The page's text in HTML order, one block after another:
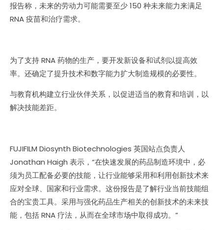
报告称，未来的劳动力可能需要至少 150 种未来能力来满足
RNA 疫苗和治疗需求。
为了支持 RNA 药物的生产，要开发新设备和试剂以提高效
率。还确定了提升技术和数字能力扩大制造规模的必要性。
与教育机构建立行业伙伴关系，以促进适当的教育和培训，以
解决技能差距。
FUJIFILM Diosynth Biotechnologies 英国站点负责人
Jonathan Haigh 表示，“在快速发展的药品制造环境中，必
须为员工配备必要的技能，让行业能够采用和利用创新技术来
应对全球、国家和行业需求。这份报告是了解行业当前技能组
合的宝贵工具。采用与强化药品生产相关的创新技术的未来技
能，包括 RNA 疗法，从而在全球市场中取得成功。”